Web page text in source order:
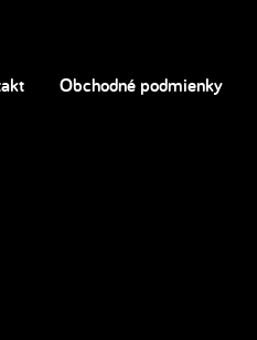
Obchodné podmienky